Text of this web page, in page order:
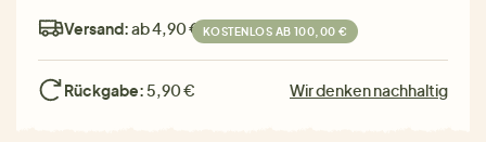
Versand:ab 4,90 € KOSTENLOS AB 100,00 €
Rückgabe: 5,90 € Wir denken nachhaltig